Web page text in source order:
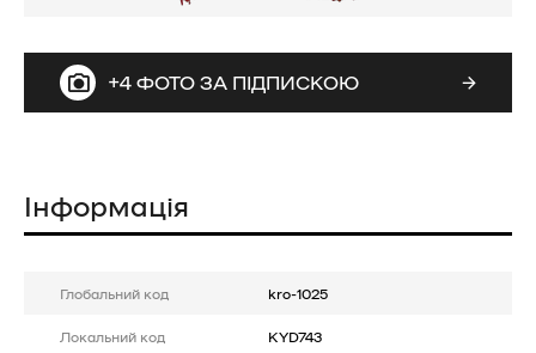
+4 ФОТО ЗА ПІДПИСКОЮ
Інформація
Глобальний код kro-1025
Локальний код KYD743